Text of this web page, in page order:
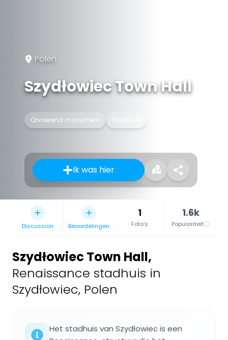
Polen
Szydłowiec Town Hall
Onroerend monument Stadhuis
Ik was hier
Discussion Beoordelingen
1
Foto's
1.6k
Populariteit
Szydłowiec Town Hall,
Renaissance stadhuis in
Szydłowiec, Polen
Het stadhuis van Szydłowiec is een